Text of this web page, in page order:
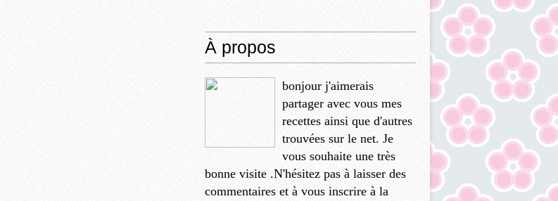
À propos
bonjour j'aimerais
partager avec vous mes
recettes ainsi que d'autres
trouvées sur le net. Je
vous souhaite une très
bonne visite .N'hésitez pas à laisser des
commentaires et à vous inscrire à la